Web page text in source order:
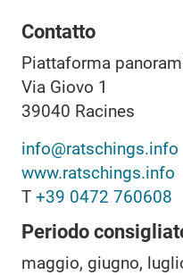
Contatto
Piattaforma
Via Giovo 1
39040 Racines
info@ratschings.info
www.ratschings.info
T +39 0472 760608
Periodo
maggio, giugno,